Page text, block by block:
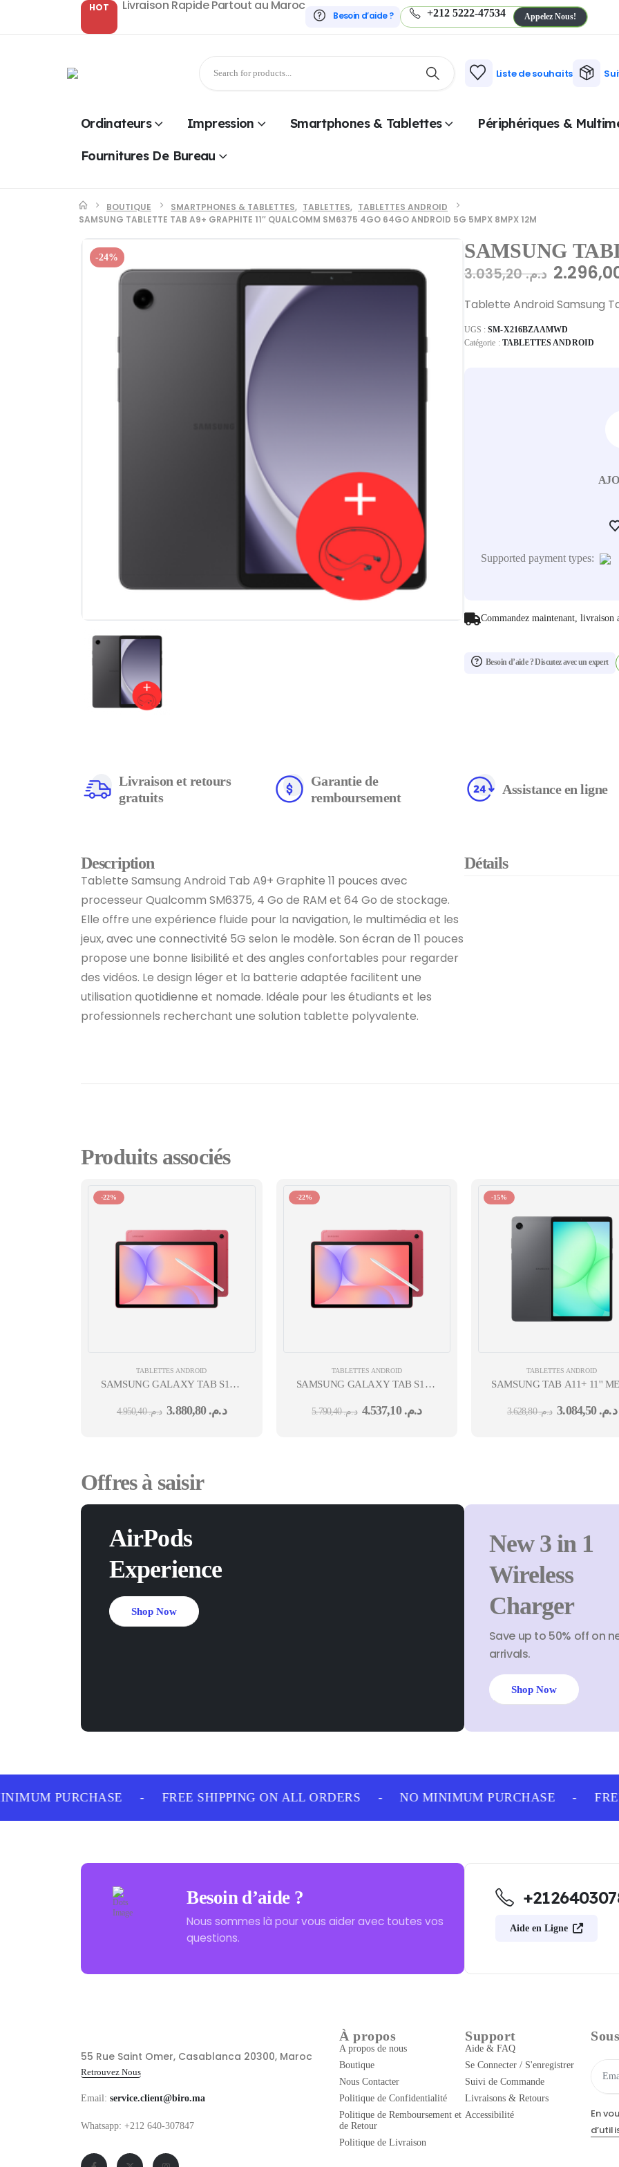
HOT Livraison Rapide Partout au Maroc
Besoin d’aide ? +212 5222-47534 Appelez Nous!
Liste de souhaits
Ordinateurs Impression Smartphones & Tablettes Périphériques &
Fournitures De Bureau
BOUTIQUE SMARTPHONES & TABLETTES, TABLETTES, TABLETTES ANDROID
SAMSUNG TABLETTE TAB A9+ GRAPHITE 11″ QUALCOMM SM6375 4GO 64GO ANDROID 5G 5MPX 8MPX 12M
-24% SAMSUNG
د.م.3.035,20
Tablette Android Samsung
UGS :SM-X216BZAAMWD
Catégorie : TABLETTES ANDROID
Supported payment types:
Commandez maintenant, livraison
Besoin d’aide ? Discutez avec un expert
Livraison et retours
gratuits
Garantie de
remboursement
Assistance en ligne
Description
Tablette Samsung Android Tab A9+ Graphite 11 pouces avec
processeur Qualcomm SM6375, 4 Go de RAM et 64 Go de stockage.
Elle offre une expérience fluide pour la navigation, le multimédia et les
jeux, avec une connectivité 5G selon le modèle. Son écran de 11 pouces
propose une bonne lisibilité et des angles confortables pour regarder
des vidéos. Le design léger et la batterie adaptée facilitent une
utilisation quotidienne et nomade. Idéale pour les étudiants et les
professionnels recherchant une solution tablette polyvalente.
Détails
Produits associés
-22%
TABLETTES ANDROID
SAMSUNG GALAXY TAB S10 LITE 10,9'' EXYNOS-
DS CAM AV 5MPX CAM AR 8MPXROUGE 12M
د.م.4.950,40 د.م. 3.880,80
-22%
TABLETTES ANDROID
SAMSUNG GALAXY TAB S10 LITE 10,9'' EXYNOS-
DS CAM AV 5MPX CAM AR 8MPX ROUGE 12M
د.م.5.790,40 د.م. 4.537,10
-15%
TABLETTES ANDROID
SAMSUNG TAB A11+ 11''
د.م.3.628,80 د.م. 3.084,50
Offres à saisir
AirPods
Experience
Shop Now
New 3 in 1
Wireless
Charger
Save up to 50% off on
arrivals.
Shop Now
PURCHASE FREE SHIPPING ON ALL ORDERS NO MINIMUM PURCHASE
Besoin d’aide ?
Nous sommes là pour vous aider avec toutes vos
questions.
Aide en Ligne
55 Rue Saint Omer, Casablanca 20300, Maroc
Retrouvez Nous
Email: service.client@biro.ma
Whatsapp: +212 640-307847
À propos
A propos de nous
Boutique
Nous Contacter
Politique de Confidentialité
Politique de Remboursement et
de Retour
Politique de Livraison
Support
Aide & FAQ
Se Connecter / S'enregistrer
Suivi de Commande
Livraisons & Retours
Accessibilité
En